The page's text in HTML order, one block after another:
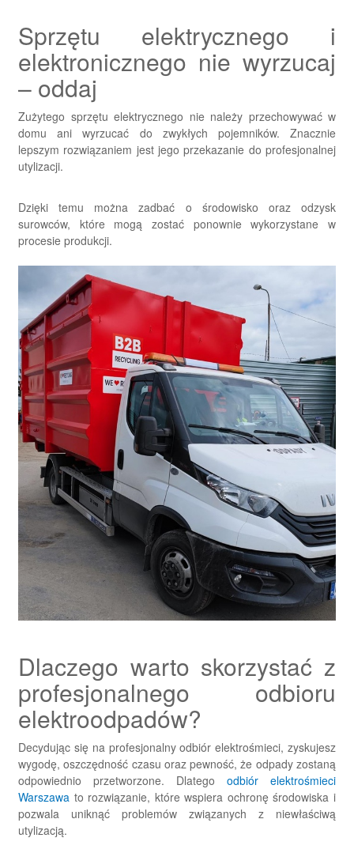
Sprzętu elektrycznego i
elektronicznego nie wyrzucaj
– oddaj
Zużytego sprzętu elektrycznego nie należy przechowywać w
domu ani wyrzucać do zwykłych pojemników. Znacznie
lepszym rozwiązaniem jest jego przekazanie do profesjonalnej
utylizacji.
Dzięki temu można zadbać o środowisko oraz odzysk
surowców, które mogą zostać ponownie wykorzystane w
procesie produkcji.
Dlaczego warto skorzystać z
profesjonalnego odbioru
elektroodpadów?
Decydując się na profesjonalny odbiór elektrośmieci, zyskujesz
wygodę, oszczędność czasu oraz pewność, że odpady zostaną
odpowiednio przetworzone. Dlatego odbiór elektrośmieci
Warszawa to rozwiązanie, które wspiera ochronę środowiska i
pozwala uniknąć problemów związanych z niewłaściwą
utylizacją.